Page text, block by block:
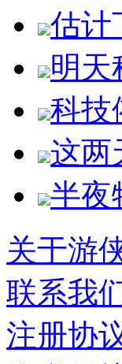
估计
明天
科技
这两
半夜
关于游
联系我
注册协